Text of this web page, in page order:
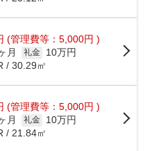
(管理費等：5,000円 )
月 礼金
10万円
/ 30.29㎡
(管理費等：5,000円 )
月 礼金
10万円
/ 21.84㎡